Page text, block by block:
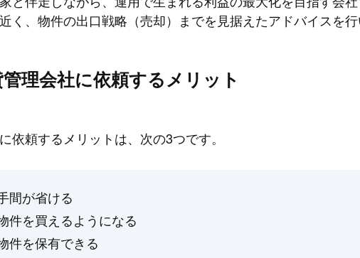
く、物件の出口戦略（売却）までを見据えたアドバイスを行
理会社に依頼するメリット
依頼するメリットは、次の3つです。
間が省ける
件を買えるようになる
件を保有できる